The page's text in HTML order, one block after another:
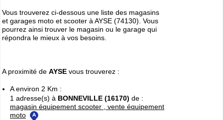
Vous trouverez ci-dessous une liste des magasins
et garages moto et scooter à AYSE (74130). Vous
pourrez ainsi trouver le magasin ou le garage qui
répondra le mieux à vos besoins.
A proximité de AYSE vous trouverez :
A environ 2 Km :
1 adresse(s) à BONNEVILLE (16170) de :
magasin équipement scooter , vente équipement
moto